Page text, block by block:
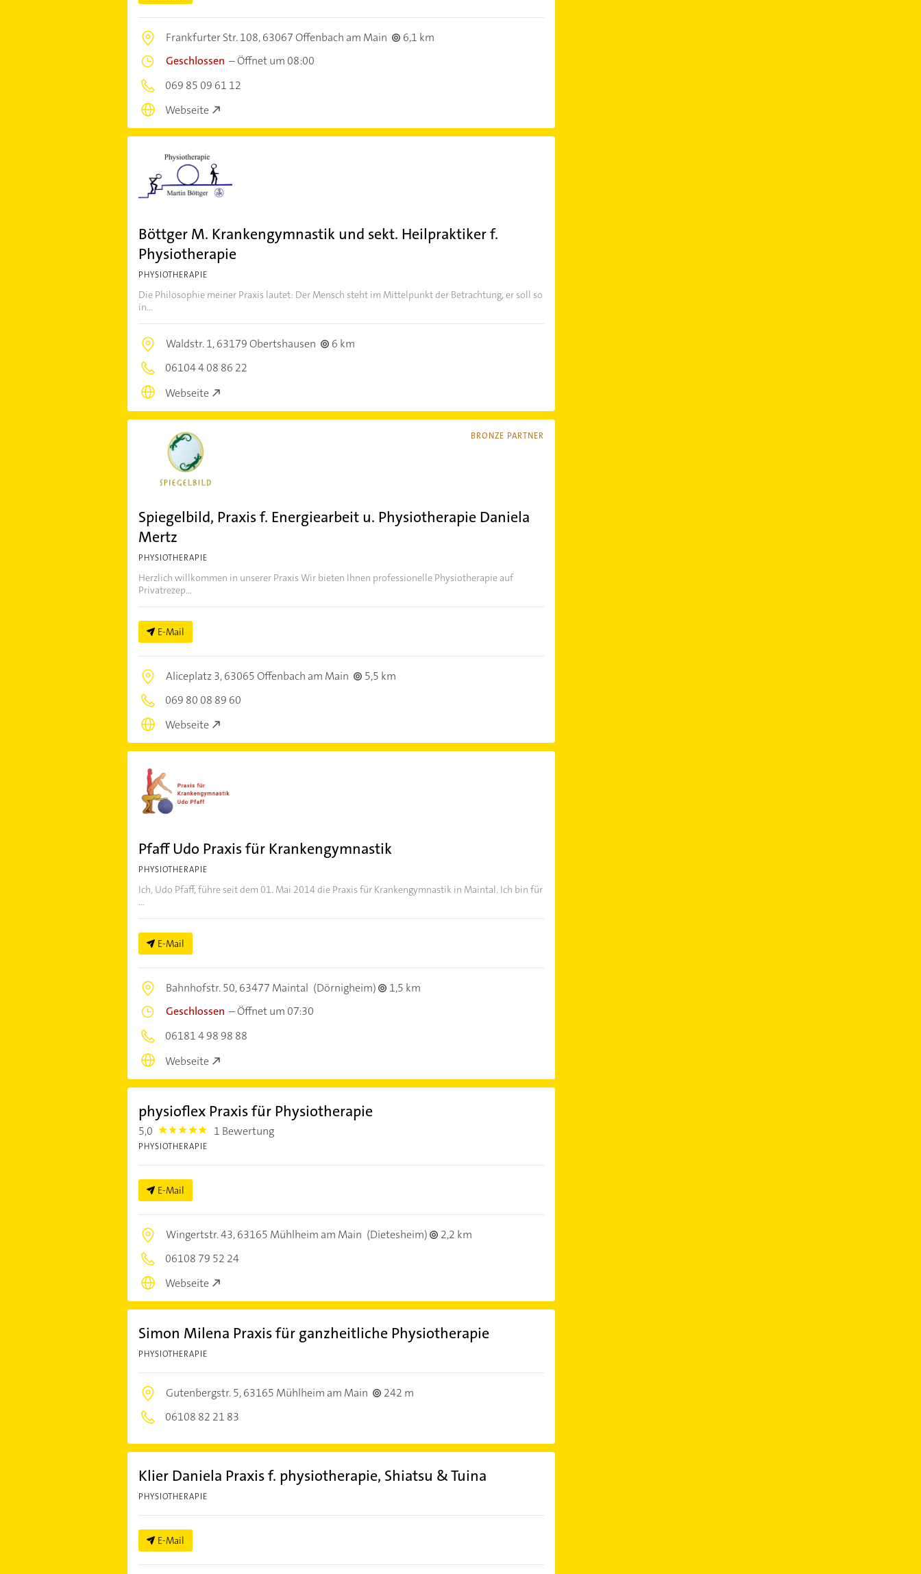
Frankfurter Str. 108,63067 Offenbach am Main
6,1 km
Geschlossen –Öffnet um 08:00
069 85 09 61 12
Webseite
Böttger M. Krankengymnastik und sekt. Heilpraktiker f.
Physiotherapie
PHYSIOTHERAPIE
Die Philosophie meiner Praxis lautet: Der Mensch steht im Mittelpunkt der Betrachtung, er soll so
in...
Waldstr. 1,63179 Obertshausen
6 km
06104 4 08 86 22
Webseite
BRONZE PARTNER
Spiegelbild, Praxis f. Energiearbeit u. Physiotherapie Daniela
Mertz
PHYSIOTHERAPIE
Herzlich willkommen in unserer Praxis Wir bieten Ihnen professionelle Physiotherapie auf
Privatrezep...
E-Mail
Aliceplatz 3,63065 Offenbach am Main
5,5 km
069 80 08 89 60
Webseite
Pfaff Udo Praxis für Krankengymnastik
PHYSIOTHERAPIE
Ich, Udo Pfaff, führe seit dem 01. Mai 2014 die Praxis für Krankengymnastik in Maintal. Ich bin für
...
E-Mail
Bahnhofstr. 50,63477 Maintal (Dörnigheim)
1,5 km
Geschlossen –Öffnet um 07:30
06181 4 98 98 88
Webseite
physioflex Praxis für Physiotherapie
5,0 5.0 1 Bewertung
PHYSIOTHERAPIE
E-Mail
Wingertstr. 43,63165 Mühlheim am Main (Dietesheim)
2,2 km
06108 79 52 24
Webseite
Simon Milena Praxis für ganzheitliche Physiotherapie
PHYSIOTHERAPIE
Gutenbergstr. 5,63165 Mühlheim am Main
242 m
06108 82 21 83
Klier Daniela Praxis f. physiotherapie, Shiatsu & Tuina
PHYSIOTHERAPIE
E-Mail